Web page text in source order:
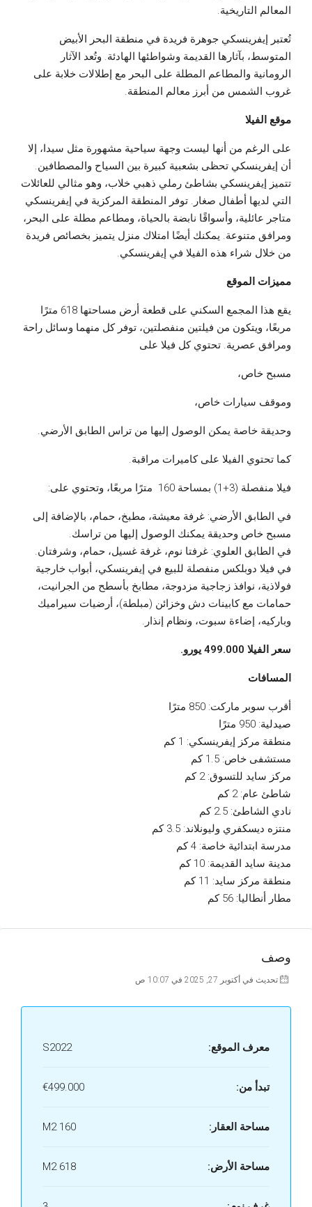
المعالم التاريخية.
تُعتبر إيفرينسكي جوهرة فريدة في منطقة البحر الأبيض
المتوسط، بآثارها القديمة وشواطئها الهادئة. وتُعد الآثار
الرومانية والمطاعم المطلة على البحر مع إطلالات خلابة على
غروب الشمس من أبرز معالم المنطقة.
موقع الفيلا
على الرغم من أنها ليست وجهة سياحية مشهورة مثل سيدا، إلا
أن إيفرينسكي تحظى بشعبية كبيرة بين السياح والمصطافين.
تتميز إيفرينسكي بشاطئ رملي ذهبي خلاب، وهو مثالي للعائلات
التي لديها أطفال صغار. توفر المنطقة المركزية في إيفرينسكي
متاجر عائلية، وأسواقًا نابضة بالحياة، ومطاعم مطلة على البحر،
ومرافق متنوعة. يمكنك أيضًا امتلاك منزل يتميز بخصائص فريدة
من خلال شراء هذه الفيلا في إيفرينسكي.
مميزات الموقع
يقع هذا المجمع السكني على قطعة أرض مساحتها 618 مترًا
مربعًا، ويتكون من فيلتين منفصلتين، توفر كل منهما وسائل راحة
ومرافق عصرية. تحتوي كل فيلا على
مسبح خاص،
وموقف سيارات خاص،
وحديقة خاصة يمكن الوصول إليها من تراس الطابق الأرضي.
كما تحتوي الفيلا على كاميرات مراقبة.
فيلا منفصلة (3+1) بمساحة 160 مترًا مربعًا، وتحتوي على:
في الطابق الأرضي: غرفة معيشة، مطبخ، حمام، بالإضافة إلى
مسبح خاص وحديقة يمكنك الوصول إليها من تراسك.
في الطابق العلوي: غرفتا نوم، غرفة غسيل، حمام، وشرفتان.
في فيلا دوبلكس منفصلة للبيع في إيفرينسكي، أبواب خارجية
فولاذية، نوافذ زجاجية مزدوجة، مطابخ بأسطح من الجرانيت،
حمامات مع كابينات دش وخزائن (مبلطة)، أرضيات سيراميك
وباركيه، إضاءة سبوت، ونظام إنذار.
سعر الفيلا 499.000 يورو.
المسافات
أقرب سوبر ماركت: 850 مترًا
صيدلية: 950 مترًا
منطقة مركز إيفرينسكي: 1 كم
مستشفى خاص: 1.5 كم
مركز سايد للتسوق: 2 كم
شاطئ عام: 2 كم
نادي الشاطئ: 2.5 كم
منتزه ديسكفري وليونلاند: 3.5 كم
مدرسة ابتدائية خاصة: 4 كم
مدينة سايد القديمة: 10 كم
منطقة مركز سايد: 11 كم
مطار أنطاليا: 56 كم
وصف
تحديث في أكتوبر 27, 2025 في 10:07 ص
معرف الموقع: S2022
تبدأ من: €499.000
مساحة العقار: 160 M2
مساحة الأرض: 618 M2